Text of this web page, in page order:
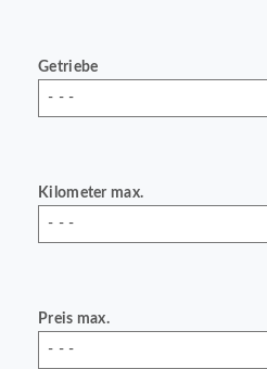
Getriebe
- - -
Kilometer max.
- - -
Preis max.
- - -